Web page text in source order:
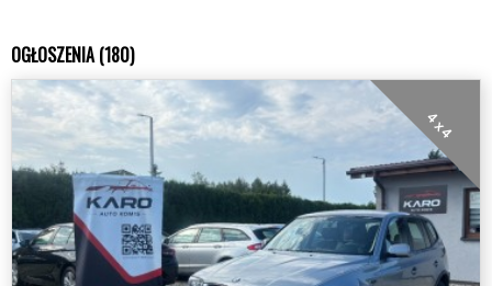
OGŁOSZENIA (180)
4 x 4